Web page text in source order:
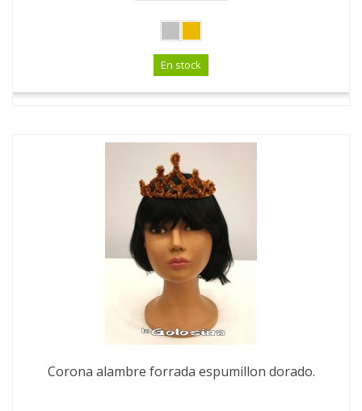
En stock
Corona alambre forrada espumillon dorado.